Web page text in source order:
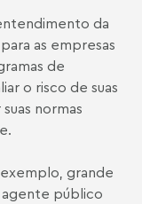
da
as empresas
de
o risco de suas
normas
grande
público